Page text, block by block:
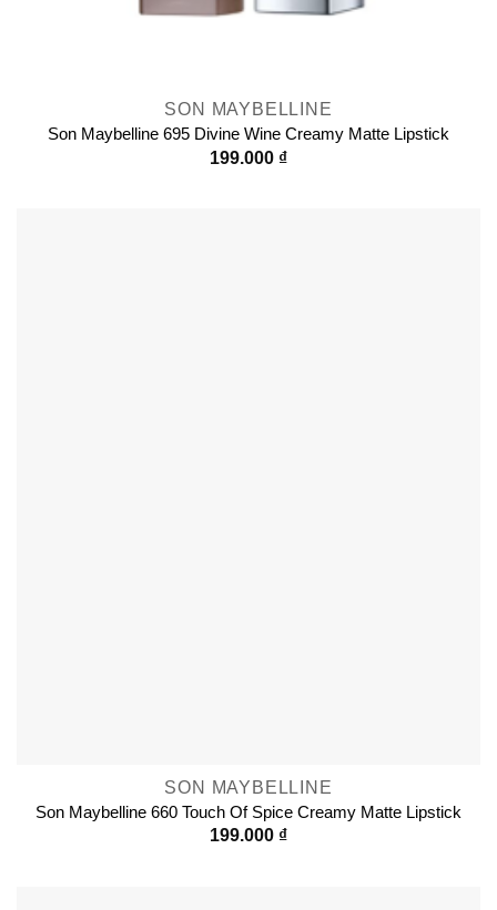
SON MAYBELLINE
Son Maybelline 695 Divine Wine Creamy Matte Lipstick
199.000 ₫
SON MAYBELLINE
Son Maybelline 660 Touch Of Spice Creamy Matte Lipstick
199.000 ₫